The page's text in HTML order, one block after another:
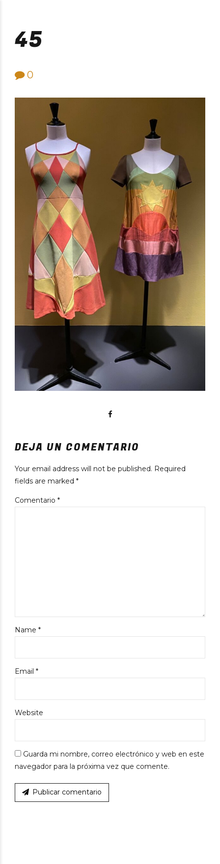
45
0
DEJA UN COMENTARIO
Your email address will not be published. Required
fields are marked *
Comentario *
Name *
Email *
Website
Guarda mi nombre, correo electrónico y web en este
navegador para la próxima vez que comente.
Publicar comentario